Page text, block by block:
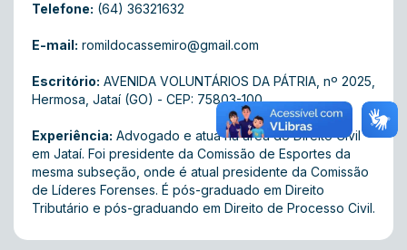
Telefone: (64) 36321632
E-mail: romildocassemiro@gmail.com
Escritório: AVENIDA VOLUNTÁRIOS DA PÁTRIA , nº 2025,
Hermosa, Jataí (GO) - CEP: 75803-100
Experiência: Advogado e atua na área do Direito Civil
em Jataí. Foi presidente da Comissão de Esportes da
mesma subseção, onde é atual presidente da Comissão
de Líderes Forenses. É pós-graduado em Direito
Tributário e pós-graduando em Direito de Processo Civil.